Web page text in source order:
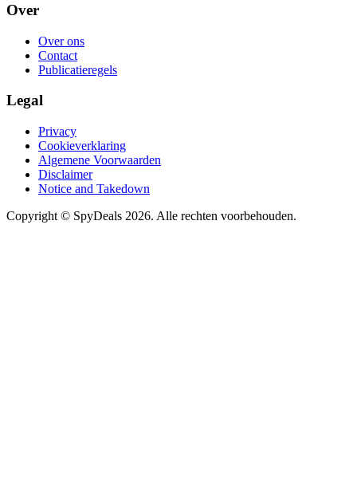
Over
Over ons
Contact
Publicatieregels
Legal
Privacy
Cookieverklaring
Algemene Voorwaarden
Disclaimer
Notice and Takedown
Copyright © SpyDeals 2026. Alle rechten voorbehouden.